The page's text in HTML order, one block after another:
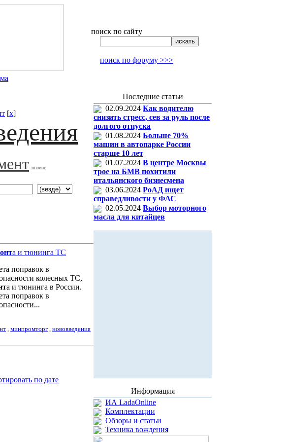
поиск по сайту
поиск по форуму >>>
[x]
тюнинг
а и тюнинга ТС
поправок в
колесных ТС,
а и тюнинга в России.
поправок в
, минпромторг , нововведения
по дате
Последние статьи
02.09.2024 Как водителю
снизить стресс, сев за руль после
долгого отпуска
01.08.2024 Больше 70%
машин в автопарке России
старше 10 лет
01.07.2024 В центре Москвы
трое на БМВ похитили
итальянского бизнесмена
03.06.2024 РоАД ищет
справедливости у ФАС
02.05.2024 Выбор моторного
масла для китайцев
Информация
ИА LadaOnline
Комплектации
Обзоры и статьи
Техника вождения